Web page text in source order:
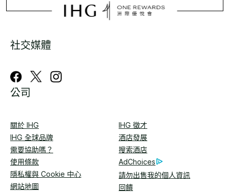
社交媒體
公司
關於 IHG
IHG 徵才
IHG 全球品牌
酒店發展
需要協助嗎？
搜索酒店
使用條款
AdChoices
隱私權與 Cookie 中心
請勿出售我的個人資訊
網站地圖
回饋